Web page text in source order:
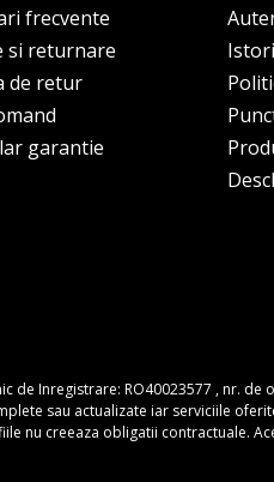
frecvente
si returnare
de retur
garantie
de Inregistrare: RO40023577 , nr.
sau actualizate iar serviciile
nu creeaza obligatii contractuale.